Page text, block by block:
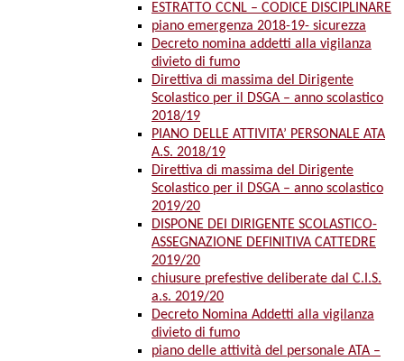
ESTRATTO CCNL – CODICE DISCIPLINARE
piano emergenza 2018-19- sicurezza
Decreto nomina addetti alla vigilanza
divieto di fumo
Direttiva di massima del Dirigente
Scolastico per il DSGA – anno scolastico
2018/19
PIANO DELLE ATTIVITA’ PERSONALE ATA
A.S. 2018/19
Direttiva di massima del Dirigente
Scolastico per il DSGA – anno scolastico
2019/20
DISPONE DEI DIRIGENTE SCOLASTICO-
ASSEGNAZIONE DEFINITIVA CATTEDRE
2019/20
chiusure prefestive deliberate dal C.I.S.
a.s. 2019/20
Decreto Nomina Addetti alla vigilanza
divieto di fumo
piano delle attività del personale ATA –